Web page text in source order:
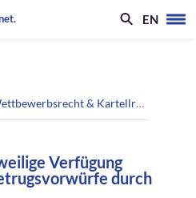
EN
& Kartellrecht
Verfügung
durch